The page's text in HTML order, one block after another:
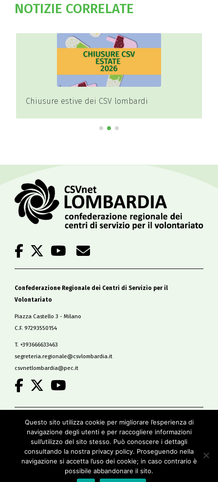
NOTIZIE CORRELATE
Chiusure estive dei CSV lombardi
Confederazione Regionale dei Centri di Servizio per il
Volontariato
Piazza Castello 3 - Milano
C.F. 97293550154
T. +393666633463
segreteria.regionale@csvlombardia.it
csvnetlombardia@pec.it
All Rights Reserved
Privacy policy
Cookie policy
Credits
Questo sito utilizza cookie per migliorare l’esperienza di
navigazione degli utenti e per raccogliere informazioni
sull’utilizzo del sito stesso. Può conoscere i dettagli
consultando la nostra privacy policy. Proseguendo nella
navigazione si accetta l’uso dei cookie; in caso contrario è
possibile abbandonare il sito.